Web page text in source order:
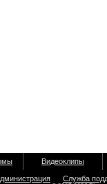
Видеоклипы
Служба